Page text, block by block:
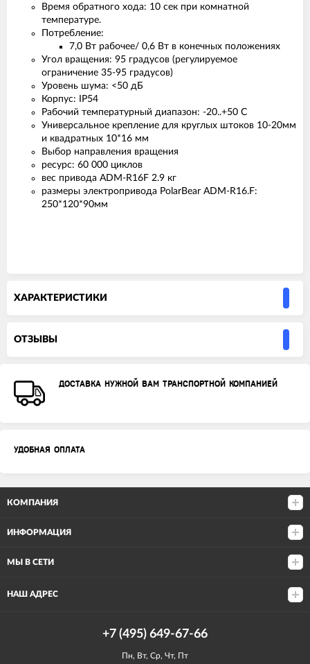
Время обратного хода: 10 сек при комнатной
температуре.
Потребление:
7,0 Вт рабочее/ 0,6 Вт в конечных положениях
Угол вращения: 95 градусов (регулируемое
ограничение 35-95 градусов)
Уровень шума: <50 дБ
Корпус: IP54
Рабочий температурный диапазон: -20..+50 С
Универсальное крепление для круглых штоков 10-20мм
и квадратных 10*16 мм
Выбор направления вращения
ресурс: 60 000 циклов
вес привода ADM-R16F 2.9 кг
размеры электропривода PolarBear ADM-R16.F:
250*120*90мм
ХАРАКТЕРИСТИКИ
ОТЗЫВЫ
ДОСТАВКА НУЖНОЙ ВАМ ТРАНСПОРТНОЙ КОМПАНИЕЙ
УДОБНАЯ ОПЛАТА
КОМПАНИЯ
ИНФОРМАЦИЯ
МЫ В СЕТИ
НАШ АДРЕС
+7 (495) 649-67-66
Пн, Вт, Ср, Чт, Пт